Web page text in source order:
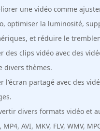
une vidéo comme
optimiser la luminosité,
et réduire le
des clips vidéo avec des
divers thèmes.
l'écran partagé avec des
divers formats vidéo et
MP4, AVI, MKV, FLV, WMV,